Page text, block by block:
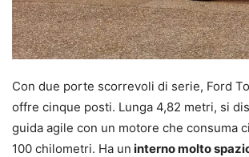
Con due porte scorrevoli di serie, Ford
offre cinque posti. Lunga 4,82 metri, si
guida agile con un motore che consuma
100 chilometri. Ha un interno molto